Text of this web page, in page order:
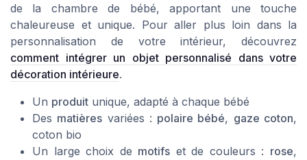
de la chambre de bébé, apportant une touche
chaleureuse et unique. Pour aller plus loin dans la
personnalisation de votre intérieur, découvrez
comment intégrer un objet personnalisé dans votre
décoration intérieure.
Un produit unique, adapté à chaque bébé
Des matières variées : polaire bébé, gaze coton,
coton bio
Un large choix de motifs et de couleurs : rose,